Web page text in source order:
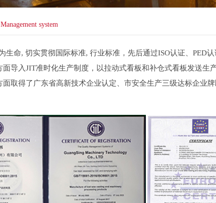
Management system
命, 切实贯彻国际标准, 行业标准，先后通过ISO认证、PED认
导入JIT准时化生产制度，以拉动式看板和补仓式看板发送生
取得了广东省高新技术企业认定、市安全生产三级达标企业牌